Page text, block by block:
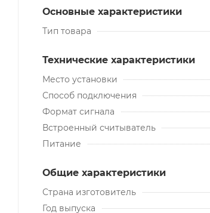
Основные характеристики
Тип товара
Технические характеристики
Место установки
Способ подключения
Формат сигнала
Встроенный считыватель
Питание
Общие характеристики
Страна изготовитель
Год выпуска